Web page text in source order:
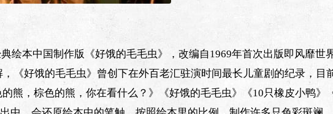
绘本中国制作版《好饿的毛毛虫》，改编自1969年首次出版即风靡世
《好饿的毛毛虫》曾创下在外百老汇驻演时间最长儿童剧的纪录，目
熊，棕色的熊，你在看什么？》《好饿的毛毛虫》《10只橡皮小鸭》